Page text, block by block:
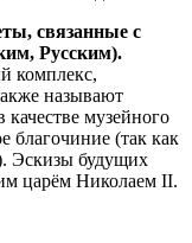
связанные с
Русским).
комплекс,
называют
музейного
благочиние (так как
Эскизы будущих
царём Николаем II.